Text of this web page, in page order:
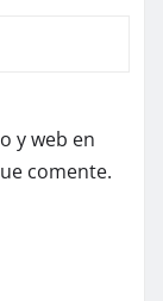
y web en
comente.